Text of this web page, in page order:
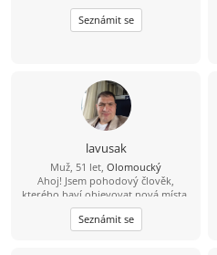
Seznámit se
lavusak
Muž, 51 let, Olomoucký
Ahoj! Jsem pohodový člověk,
kterého baví objevovat nová místa,
zajít si na dobrou kávu nebo jídlo a
ve volném čase se věnuji [cvičení,
boxu, rád chodím na
Seznámit se